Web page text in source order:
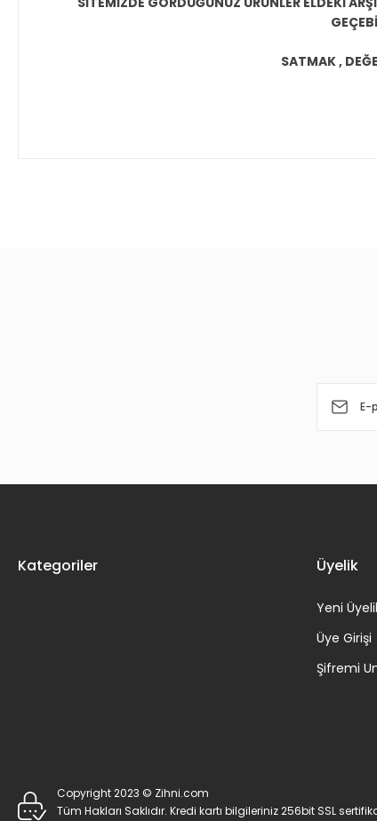
SATMAK ,
Kategoriler Üyelik
Yeni
Üye Girişi
Şifremi
Copyright 2023 © Zihni.com
Tüm Hakları Saklıdır. Kredi kartı bilgileriniz 256bit SSL